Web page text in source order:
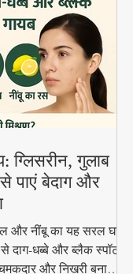
गुलाब
पाएं बेदाग और
और नींबू का यह सरल घरेलू